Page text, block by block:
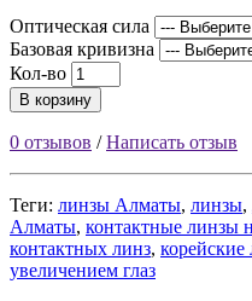
Оптическая сила
Базовая кривизна
Кол-во
В корзину
0 отзывов /Написать отзыв
Теги: линзы Алматы, линзы,
Алматы, контактные линзы
контактных линз,
увеличением глаз